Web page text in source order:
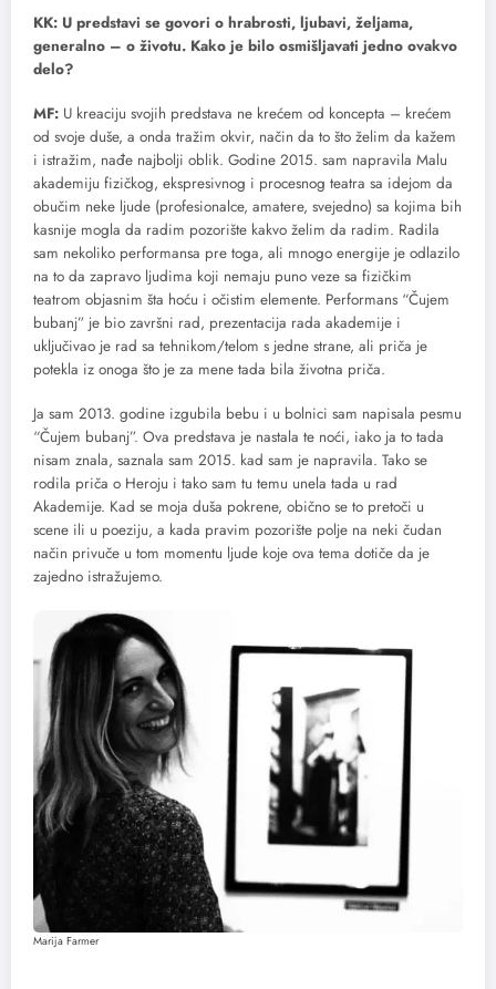
KK: U predstavi se govori o hrabrosti, ljubavi, željama,
generalno – o životu. Kako je bilo osmišljavati jedno ovakvo
delo?
MF: U kreaciju svojih predstava ne krećem od koncepta – krećem
od svoje duše, a onda tražim okvir, način da to što želim da kažem
i istražim, nađe najbolji oblik. Godine 2015. sam napravila Malu
akademiju fizičkog, ekspresivnog i procesnog teatra sa idejom da
obučim neke ljude (profesionalce, amatere, svejedno) sa kojima bih
kasnije mogla da radim pozorište kakvo želim da radim. Radila
sam nekoliko performansa pre toga, ali mnogo energije je odlazilo
na to da zapravo ljudima koji nemaju puno veze sa fizičkim
teatrom objasnim šta hoću i očistim elemente. Performans “Čujem
bubanj” je bio završni rad, prezentacija rada akademije i
uključivao je rad sa tehnikom/telom s jedne strane, ali priča je
potekla iz onoga što je za mene tada bila životna priča.
Ja sam 2013. godine izgubila bebu i u bolnici sam napisala pesmu
“Čujem bubanj”. Ova predstava je nastala te noći, iako ja to tada
nisam znala, saznala sam 2015. kad sam je napravila. Tako se
rodila priča o Heroju i tako sam tu temu unela tada u rad
Akademije. Kad se moja duša pokrene, obično se to pretoči u
scene ili u poeziju, a kada pravim pozorište polje na neki čudan
način privuče u tom momentu ljude koje ova tema dotiče da je
zajedno istražujemo.
Marija Farmer